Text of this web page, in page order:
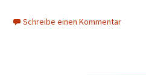
Schreibe einen Kommentar